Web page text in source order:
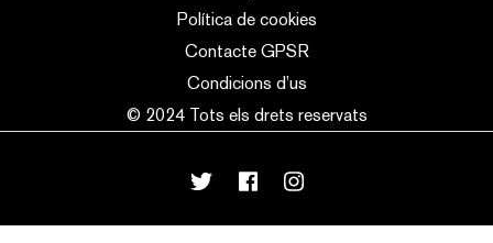
Política de cookies
Contacte GPSR
Condicions d’us
© 2024 Tots els drets reservats